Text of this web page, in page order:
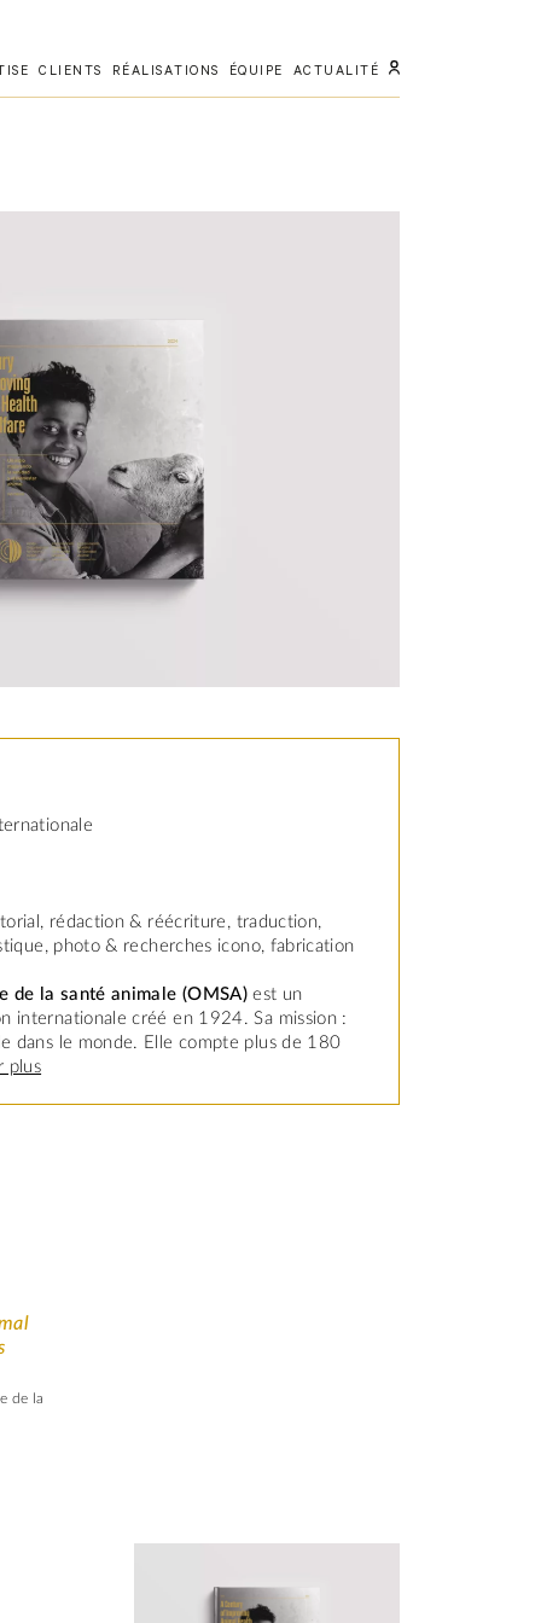
CLIENTS RÉALISATIONS ÉQUIPE ACTUALITÉ
rédaction & réécriture, traduction,
photo & recherches icono, fabrication
de la santé animale (OMSA) est un
internationale créé en 1924. Sa mission :
dans le monde. Elle compte plus de 180
plus
de la